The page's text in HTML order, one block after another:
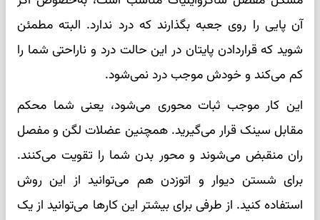
آن پایی را روی جعبه بگذارند که درد ندارد. البته مطمئن
شوید که قراردادن پایتان در این حالت درد و ناراحتی شما را
کم می‌کند و خودش موجب درد نمی‌شود.
این کار موجب ثبات محوری می‌شود، یعنی شما محکم
مقابل سینک قرار می‌گیرید. همچنین عضلات لگن و مفصل
ران منقبض می‌شوند و محور بدن شما را تقویت می‌کنند.
برای شستن دیوار و اتوزدن هم می‌توانید از این روش
استفاده کنید. از طرفی برای بیشتر این کارها می‌توانید از یک